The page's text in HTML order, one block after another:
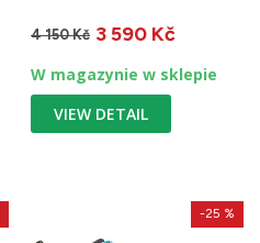
codziennego....
4 150 Kč 3 590 Kč
W magazynie w sklepie
VIEW DETAIL
-25 %